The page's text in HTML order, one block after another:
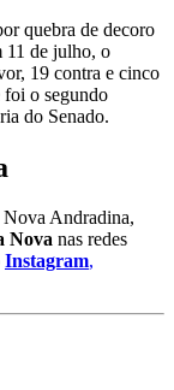
quebra de decoro
11 de julho, o
19 contra e cinco
foi o segundo
do Senado.
Andradina,
Nova nas redes
Instagram,